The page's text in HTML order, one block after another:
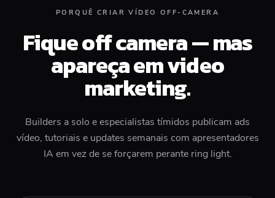
PORQUÊ CRIAR VÍDEO OFF-CAMERA
Fique off camera — mas
apareça em video
marketing.
Builders a solo e especialistas tímidos publicam ads
vídeo, tutoriais e updates semanais com apresentadores
IA em vez de se forçarem perante ring light.